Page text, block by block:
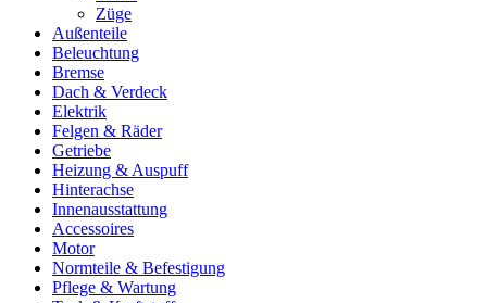
Züge
Außenteile
Beleuchtung
Bremse
Dach & Verdeck
Elektrik
Felgen & Räder
Getriebe
Heizung & Auspuff
Hinterachse
Innenausstattung
Accessoires
Motor
Normteile & Befestigung
Pflege & Wartung